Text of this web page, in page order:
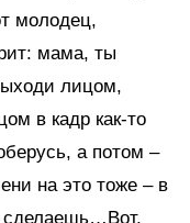
молодец,
мама, ты
лицом,
в кадр как-то
а потом –
на это тоже – в
сделаешь…Вот,